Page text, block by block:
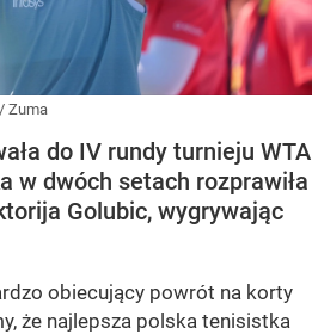
/ Zuma
do IV rundy turnieju WTA
w dwóch setach rozprawiła
Golubic, wygrywając
obiecujący powrót na korty
że najlepsza polska tenisistka